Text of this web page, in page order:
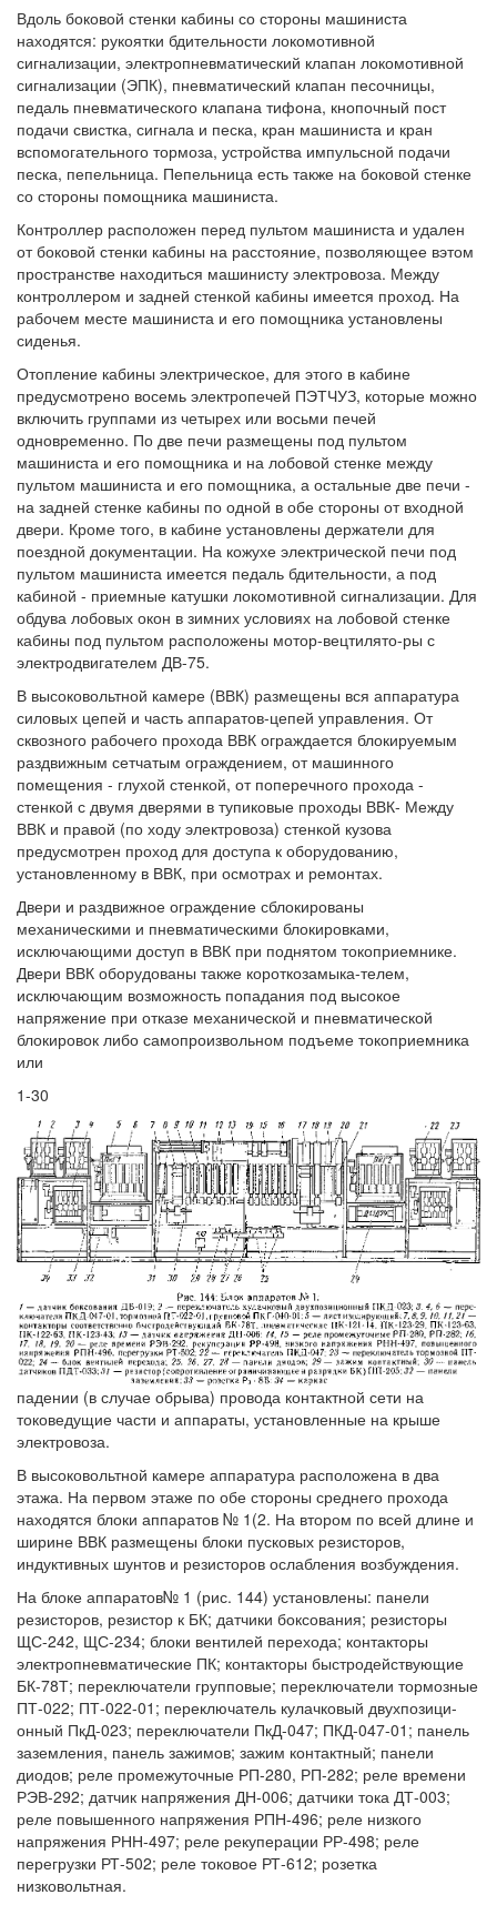
Вдоль боковой стенки кабины со стороны машиниста
находятся: рукоятки бдительности локомотивной
сигнализации, электропневматический клапан локомотивной
сигнализации (ЭПК), пневматический клапан песочницы,
педаль пневматического клапана тифона, кнопочный пост
подачи свистка, сигнала и песка, кран машиниста и кран
вспомогательного тормоза, устройства импульсной подачи
песка, пепельница. Пепельница есть также на боковой стенке
со стороны помощника машиниста.
Контроллер расположен перед пультом машиниста и удален
от боковой стенки кабины на расстояние, позволяющее вэтом
пространстве находиться машинисту электровоза. Между
контроллером и задней стенкой кабины имеется проход. На
рабочем месте машиниста и его помощника установлены
сиденья.
Отопление кабины электрическое, для этого в кабине
предусмотрено восемь электропечей ПЭТЧУЗ, которые можно
включить группами из четырех или восьми печей
одновременно. По две печи размещены под пультом
машиниста и его помощника и на лобовой стенке между
пультом машиниста и его помощника, а остальные две печи -
на задней стенке кабины по одной в обе стороны от входной
двери. Кроме того, в кабине установлены держатели для
поездной документации. На кожухе электрической печи под
пультом машиниста имеется педаль бдительности, а под
кабиной - приемные катушки локомотивной сигнализации. Для
обдува лобовых окон в зимних условиях на лобовой стенке
кабины под пультом расположены мотор-вецтилято-ры с
электродвигателем ДВ-75.
В высоковольтной камере (ВВК) размещены вся аппаратура
силовых цепей и часть аппаратов-цепей управления. От
сквозного рабочего прохода ВВК ограждается блокируемым
раздвижным сетчатым ограждением, от машинного
помещения - глухой стенкой, от поперечного прохода -
стенкой с двумя дверями в тупиковые проходы ВВК- Между
ВВК и правой (по ходу электровоза) стенкой кузова
предусмотрен проход для доступа к оборудованию,
установленному в ВВК, при осмотрах и ремонтах.
Двери и раздвижное ограждение сблокированы
механическими и пневматическими блокировками,
исключающими доступ в ВВК при поднятом токоприемнике.
Двери ВВК оборудованы также короткозамыка-телем,
исключающим возможность попадания под высокое
напряжение при отказе механической и пневматической
блокировок либо самопроизвольном подъеме токоприемника
или
1-30
падении (в случае обрыва) провода контактной сети на
токоведущие части и аппараты, установленные на крыше
электровоза.
В высоковольтной камере аппаратура расположена в два
этажа. На первом этаже по обе стороны среднего прохода
находятся блоки аппаратов № 1(2. На втором по всей длине и
ширине ВВК размещены блоки пусковых резисторов,
индуктивных шунтов и резисторов ослабления возбуждения.
На блоке аппаратов№ 1 (рис. 144) установлены: панели
резисторов, резистор к БК; датчики боксования; резисторы
ЩС-242, ЩС-234; блоки вентилей перехода; контакторы
электропневматические ПК; контакторы быстродействующие
БК-78Т; переключатели групповые; переключатели тормозные
ПТ-022; ПТ-022-01; переключатель кулачковый двухпозици-
онный ПкД-023; переключатели ПкД-047; ПКД-047-01; панель
заземления, панель зажимов; зажим контактный; панели
диодов; реле промежуточные РП-280, РП-282; реле времени
РЭВ-292; датчик напряжения ДН-006; датчики тока ДТ-003;
реле повышенного напряжения РПН-496; реле низкого
напряжения РНН-497; реле рекуперации РР-498; реле
перегрузки РТ-502; реле токовое РТ-612; розетка
низковольтная.